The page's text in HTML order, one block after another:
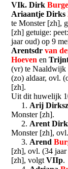
VIk. Dirk
Ariaantje Dirks
te Monster [zh],
[zh] getuige:
jaar oud) op 9
Arentsdrvan
Hoeven en
(vr) te Naaldwijk
(zo) aldaar, ovl.
[zh].
Uit dit huwelijk
1. Arij
Monster [zh].
2. Arent
Monster [zh],
3. Arend
[zh], ovl. (34 jaar
[zh], volgtVIIp.